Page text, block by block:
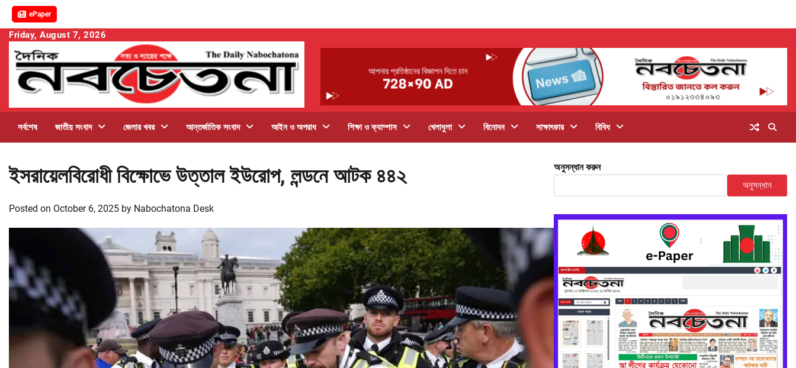
ePaper
Skip
content
Friday, August 7, 2026
সর্বশেষ জাতীয় সংবাদ জেলার খবর আন্তর্জাতিক সংবাদ আইন ও অপরাধ শিক্ষা ও ক্যাম্পাস খেলাধুলা বিনোদন সাক্ষাৎকার বিবিধ
ইসরায়েলবিরোধী বিক্ষোভে উত্তাল ইউরোপ, লন্ডনে আটক ৪৪২
Posted on October 6, 2025 by Nabochatona Desk
অনুসন্ধান করুন
অনুসন্ধান